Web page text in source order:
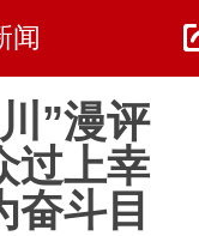
闻
”漫评
过上幸
斗目